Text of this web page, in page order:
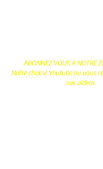
ABONNEZ VOUS A NOTRE
Notre chaine Youtube ou vous
nos videos